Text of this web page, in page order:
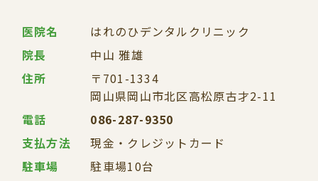
医院名
はれのひデンタルクリニック
院長
中山 雅雄
住所
〒701-1334
岡山県岡山市北区高松原古才2-11
電話
086-287-9350
支払方法
現金・クレジットカード
駐車場
駐車場10台